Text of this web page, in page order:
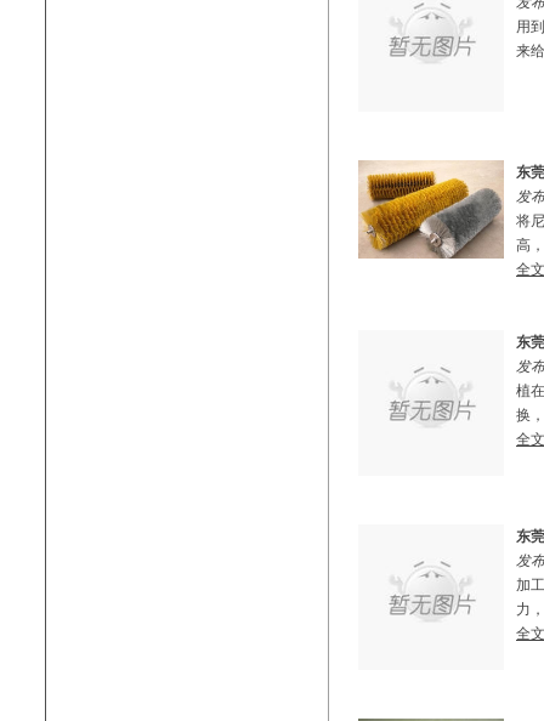
用
来
东
发
将
高
全文
东
发
植
换
全文
东
发
加
力
全文